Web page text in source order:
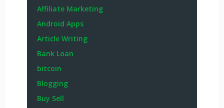
Affiliate Marketing
Android Apps
Article Writing
Bank Loan
bitcoin
Blogging
Buy Sell